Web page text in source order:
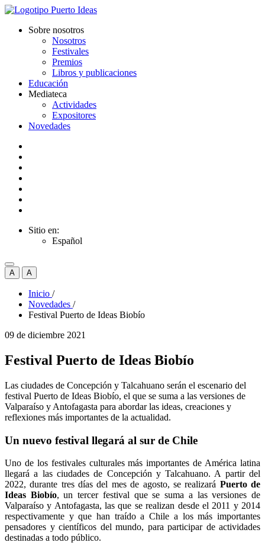
Sobre nosotros
Nosotros
Festivales
Premios
Libros y publicaciones
Educación
Mediateca
Actividades
Expositores
Novedades
Sitio en:
Español
A A
Inicio /
Novedades /
Festival Puerto de Ideas Biobío
09 de diciembre 2021
Festival Puerto de Ideas Biobío
Las ciudades de Concepción y Talcahuano serán el escenario del
festival Puerto de Ideas Biobío, el que se suma a las versiones de
Valparaíso y Antofagasta para abordar las ideas, creaciones y
reflexiones más importantes de la actualidad.
Un nuevo festival llegará al sur de Chile
Uno de los festivales culturales más importantes de América latina
llegará a las ciudades de Concepción y Talcahuano. A partir del
2022, durante tres días del mes de agosto, se realizará Puerto de
Ideas Biobío, un tercer festival que se suma a las versiones de
Valparaíso y Antofagasta, las que se realizan desde el 2011 y 2014
respectivamente y que han traído a Chile a los más importantes
pensadores y científicos del mundo, para participar de actividades
destinadas a todo público.